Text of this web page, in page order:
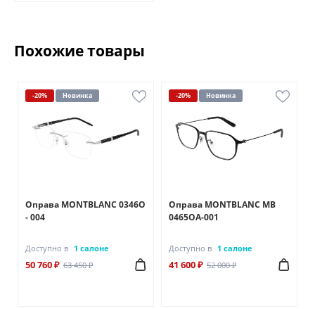
Похожие товары
-20% Новинка
Оправа MONTBLANC 0346O
- 004
Доступно в 1 салоне
50 760 ₽ 63 450 ₽
-20% Новинка
Оправа MONTBLANC MB
0465OA-001
Доступно в 1 салоне
41 600 ₽ 52 000 ₽